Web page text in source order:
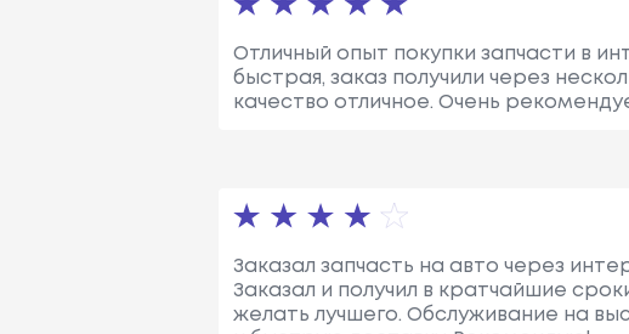
Отличный опыт покупки запчасти в
быстрая, заказ получили через
качество отличное. Очень
Заказал запчасть на авто через
Заказал и получил в кратчайшие
желать лучшего. Обслуживание на